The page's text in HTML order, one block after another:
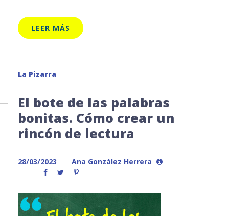
LEER MÁS
La Pizarra
El bote de las palabras
bonitas. Cómo crear un
rincón de lectura
28/03/2023 Ana González Herrera